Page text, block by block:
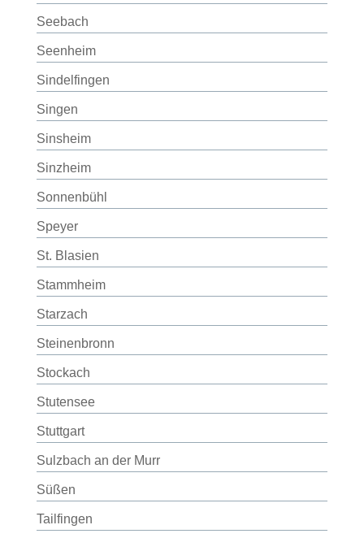
Seebach
Seenheim
Sindelfingen
Singen
Sinsheim
Sinzheim
Sonnenbühl
Speyer
St. Blasien
Stammheim
Starzach
Steinenbronn
Stockach
Stutensee
Stuttgart
Sulzbach an der Murr
Süßen
Tailfingen